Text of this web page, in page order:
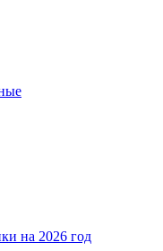
на 2026 год